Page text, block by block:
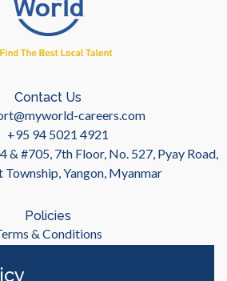
Contact Us
careers.com
+95 94 5021 4921
& #705, 7th Floor, No. 527, Pyay Road,
Township, Yangon, Myanmar
Policies
& Conditions